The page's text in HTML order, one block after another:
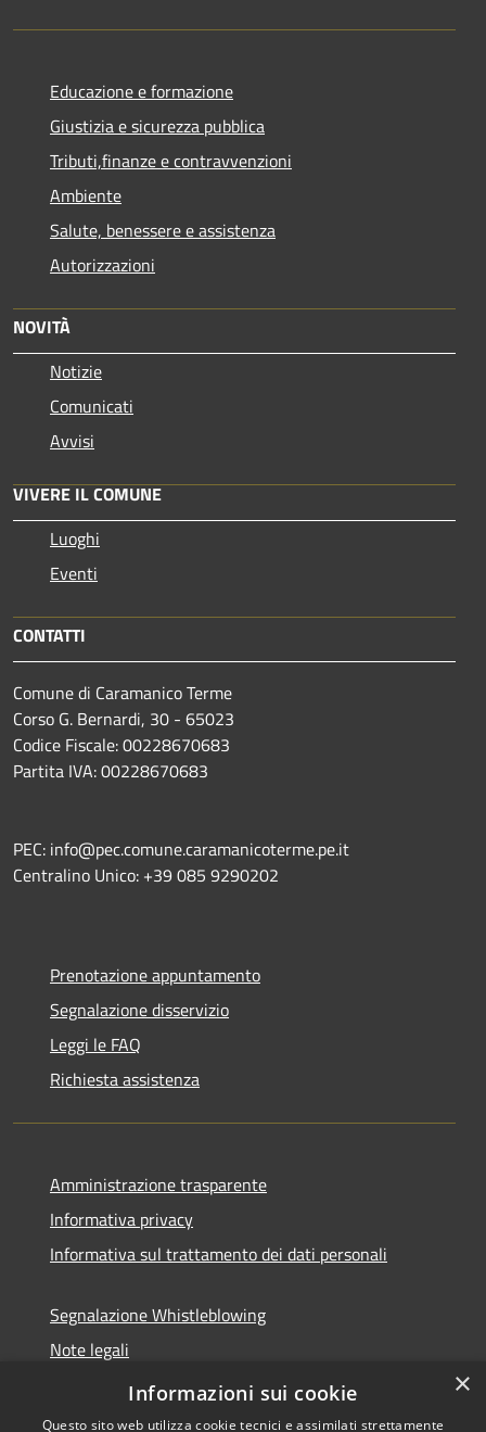
Educazione e formazione
Giustizia e sicurezza pubblica
Tributi,finanze e contravvenzioni
Ambiente
Salute, benessere e assistenza
Autorizzazioni
NOVITÀ
Notizie
Comunicati
Avvisi
VIVERE IL COMUNE
Luoghi
Eventi
CONTATTI
Comune di Caramanico Terme
Corso G. Bernardi, 30 - 65023
Codice Fiscale: 00228670683
Partita IVA: 00228670683
PEC: info@pec.comune.caramanicoterme.pe.it
Centralino Unico: +39 085 9290202
Prenotazione appuntamento
Segnalazione disservizio
Leggi le FAQ
Richiesta assistenza
Amministrazione trasparente
Informativa privacy
Informativa sul trattamento dei dati personali
Segnalazione Whistleblowing
Note legali
Dichiarazione di accessibilità
×
Informazioni sui cookie
Questo sito web utilizza cookie tecnici e assimilati strettamente